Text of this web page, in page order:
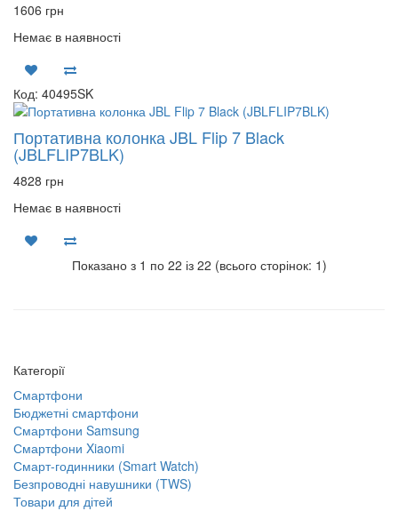
1606 грн
Немає в наявності
Код: 40495SK
Портативна колонка JBL Flip 7 Black
(JBLFLIP7BLK)
4828 грн
Немає в наявності
Показано з 1 по 22 із 22 (всього сторінок: 1)
Категорії
Смартфони
Бюджетні смартфони
Смартфони Samsung
Смартфони Xiaomi
Смарт-годинники (Smart Watch)
Безпроводні навушники (TWS)
Товари для дітей